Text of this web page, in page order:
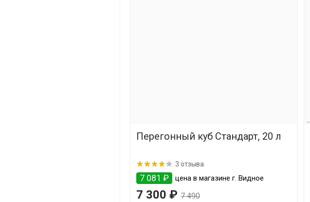
Перегонный куб Стандарт, 20 л
3 отзыва
7 081 ₽ цена в магазине г. Видное
7 300 ₽ 7 490